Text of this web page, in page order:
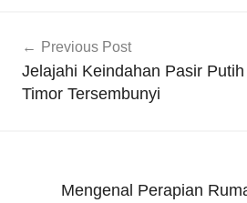
pos
Previous Post
Jelajahi Keindahan Pasir
Timor Tersembunyi
Mengenal Perapian